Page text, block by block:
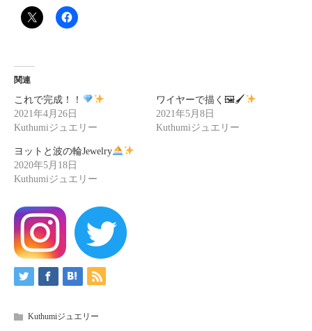
関連
これで完成！！
2021年4月26日
Kuthumiジュエリー
ワイヤーで描く🖼🖌
2021年5月8日
Kuthumiジュエリー
ヨットと波の輪Jewelry
2020年5月18日
Kuthumiジュエリー
Kuthumiジュエリー